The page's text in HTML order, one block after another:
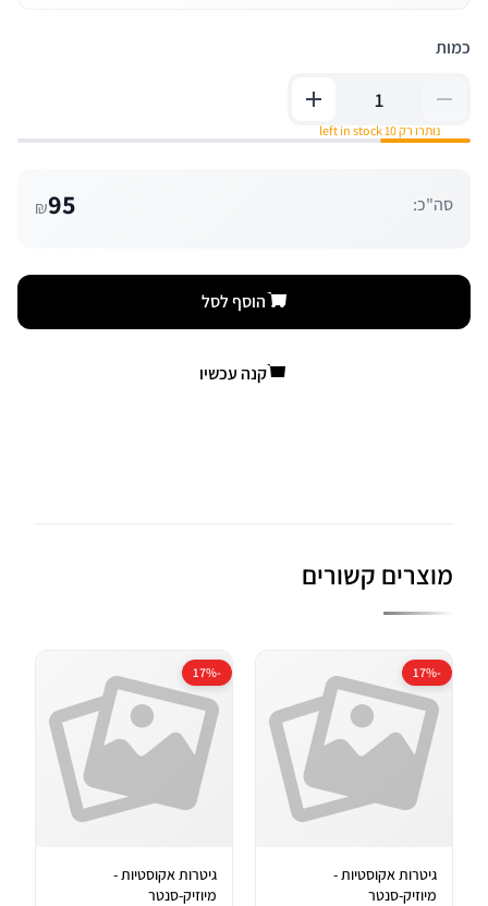
כמות
נותרו רק 10 left in stock
סה"כ: 95
₪
הוסף לסל
קנה עכשיו
מוצרים קשורים
-17%
גיטרות אקוסטיות -
מיוזיק-סנטר
-17%
גיטרות אקוסטיות -
מיוזיק-סנטר